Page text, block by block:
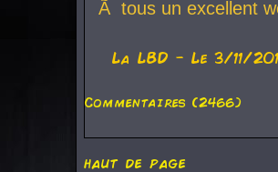
Ã tous un excellent
La LBD - Le 3/11/
Commentaires (2466)
haut de page